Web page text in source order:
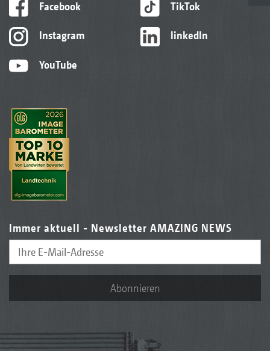
Facebook
Instagram
YouTube
TikTok
linkedIn
Immer aktuell - Newsletter AMAZING NEWS
Abonnieren